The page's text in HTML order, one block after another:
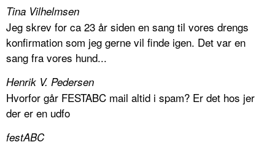
Tina Vilhelmsen
Jeg skrev for ca 23 år siden en sang til vores drengs
konfirmation som jeg gerne vil finde igen. Det var en
sang fra vores hund...
Henrik V. Pedersen
Hvorfor går FESTABC mail altid i spam? Er det hos jer
der er en udfo
festABC